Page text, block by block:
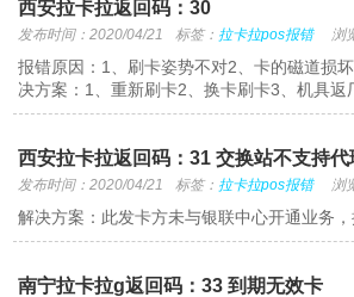
西安拉卡拉返回码：30
发布时间：2020/04/21 标签： 拉卡拉pos报错 浏
报错原因：1、刷卡姿势不对2、卡的磁道损
决方案：1、重新刷卡2、换卡刷卡3、机具返
西安拉卡拉返回码：31 交换站不支持代
发布时间：2020/04/21 标签： 拉卡拉pos报错 浏
解决方案：此发卡方未与银联中心开通业务，
南宁拉卡拉g返回码：33 到期无效卡